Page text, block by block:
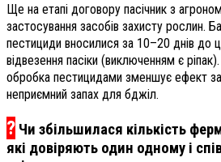
Ще на етапі договору пасічник з
застосування засобів захисту рослин.
пестициди вносилися за 10–20 днів до
відвезення пасіки (виключенням є
обробка пестицидами зменшує ефект
неприємний запах для бджіл.
? Чи збільшилася кількість
які довіряють один одному і